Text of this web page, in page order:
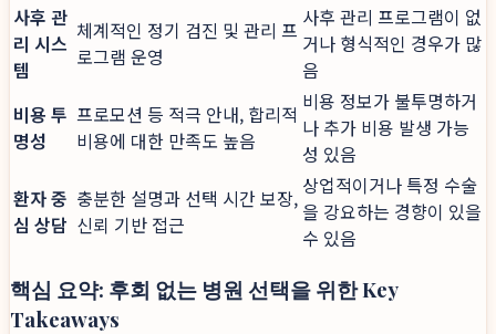
사후 관
리 시스
템
체계적인 정기 검진 및 관리 프
로그램 운영
사후 관리 프로그램이 없
거나 형식적인 경우가 많
음
비용 투
명성
프로모션 등 적극 안내, 합리적
비용에 대한 만족도 높음
비용 정보가 불투명하거
나 추가 비용 발생 가능
성 있음
환자 중
심 상담
충분한 설명과 선택 시간 보장,
신뢰 기반 접근
상업적이거나 특정 수술
을 강요하는 경향이 있을
수 있음
핵심 요약: 후회 없는 병원 선택을 위한 Key
Takeaways